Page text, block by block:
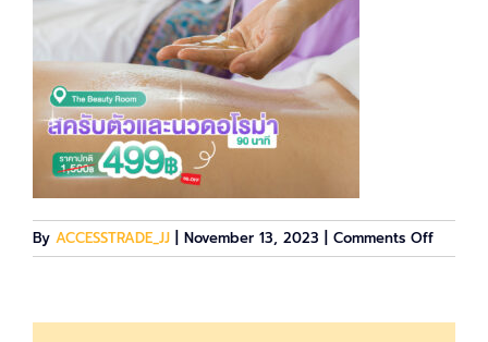
By ACCESSTRADE_JJ November 13, 2023 Comments Offon
The-